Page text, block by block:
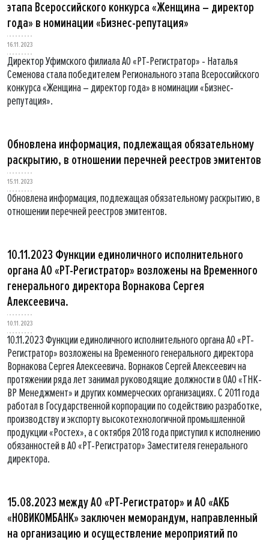
этапа Всероссийского конкурса «Женщина – директор
года» в номинации «Бизнес-репутация»
16.11.2023
Директор Уфимского филиала АО «РТ-Регистратор» - Наталья
Семенова стала победителем Регионального этапа Всероссийского
конкурса «Женщина – директор года» в номинации «Бизнес-
репутация».
Обновлена информация, подлежащая обязательному
раскрытию, в отношении перечней реестров эмитентов
15.11.2023
Обновлена информация, подлежащая обязательному раскрытию, в
отношении перечней реестров эмитентов.
10.11.2023 Функции единоличного исполнительного
органа АО «РТ-Регистратор» возложены на Временного
генерального директора Ворнакова Сергея
Алексеевича.
10.11.2023
10.11.2023 Функции единоличного исполнительного органа АО «РТ-
Регистратор» возложены на Временного генерального директора
Ворнакова Сергея Алексеевича. Ворнаков Сергей Алексеевич на
протяжении ряда лет занимал руководящие должности в ОАО «ТНК-
ВР Менеджмент» и других коммерческих организациях. С 2011 года
работал в Государственной корпорации по содействию разработке,
производству и экcпорту высокотехнологичной промышленной
продукции «Ростех», а с октября 2018 года приступил к исполнению
обязанностей в АО «РТ-Регистратор» Заместителя генерального
директора.
15.08.2023 между АО «РТ-Регистратор» и АО «АКБ
«НОВИКОМБАНК» заключен меморандум, направленный
на организацию и осуществление мероприятий по